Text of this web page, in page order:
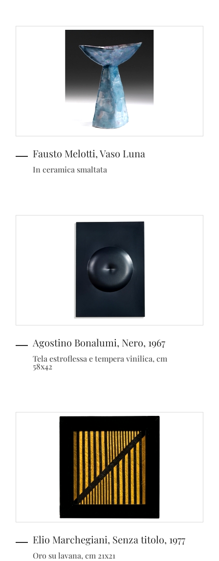
Fausto Melotti, Vaso Luna
In ceramica smaltata
Agostino Bonalumi, Nero, 1967
Tela estroflessa e tempera vinilica, cm
58x42
Elio Marchegiani, Senza titolo, 1977
Oro su lavana, cm 21x21